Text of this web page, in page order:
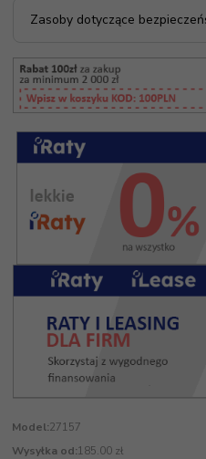
Zasoby dotyczące
Model:27157
Wysyłka od:185.00 zł